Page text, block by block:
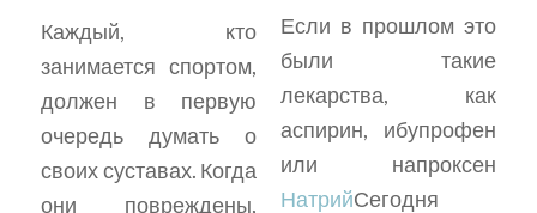
Каждый, кто
занимается спортом,
должен в первую
очередь думать о
своих суставах. Когда
они повреждены,
Если в прошлом это
были такие
лекарства, как
аспирин, ибупрофен
или напроксен
НатрийСегодня